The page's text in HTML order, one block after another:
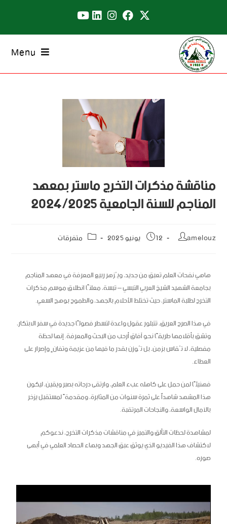
Menu
مناقشة مذكرات التخرج ماستر بمعهد
المناجم للسنة الجامعية 2024/2025
amelouz 12 يونيو 2025 متفرقات
هاهي نفحات العلم تعبق من جديد، ويُزهر ربيع المعرفة في معهد المناجم
بجامعة الشهيد الشيخ العربي التبسي – تبسة، معلنًا انطلاق موسم مذكرات
التخرج لطلبة الماستر، حيث تختلط الأحلام بالجهد، والطموح بوهج السعي.
في هذا الصرح العريق، تتبلور عقول واعدة لتسطر فصولًا جديدة في سفر الابتكار،
وتشق بأقلامها طريقًا نحو آفاق أرحب من البحث والمعرفة. إنها لحظة
مفصلية، لا تُقاس بزمن، بل تُوزن بقدر ما فيها من عزيمة وتفانٍ وإصرار على
العطاء.
فهنيئًا لمن حمل على كاهله عبء العلم، وارتقى درجاته بصبر ويقين، ليكون
هذا المشهد شاهداً على ثمرة سنوات من المثابرة، ومقدمةً لمستقبل يزخر
بالآمال الواسعة، والنجاحات المرتقبة.
لمشاهدة لحظات التألق والتميز في مناقشات مذكرات التخرج، ندعوكم
لاكتشاف هذا الفيديو الذي يوثق عبق الجهد وبهاء الحصاد العلمي في أبهى
صوره.